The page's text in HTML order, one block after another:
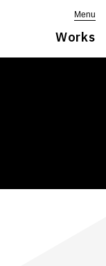
Menu
Works